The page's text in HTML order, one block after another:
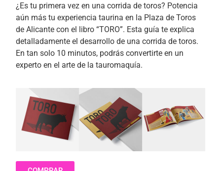
¿Es tu primera vez en una corrida de toros? Potencia
aún más tu experiencia taurina en la Plaza de Toros
de Alicante con el libro “TORO”. Esta guía te explica
detalladamente el desarrollo de una corrida de toros.
En tan solo 10 minutos, podrás convertirte en un
experto en el arte de la tauromaquía.